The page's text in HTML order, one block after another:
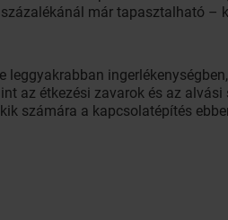
már tapasztalható –
az étkezési zavarok és az
számára a kapcsolatépítés